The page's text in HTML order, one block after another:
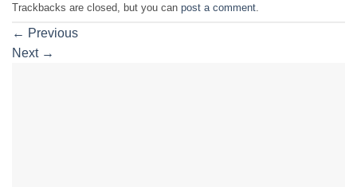
Trackbacks are closed, but you can post a comment
← Previous
Next →